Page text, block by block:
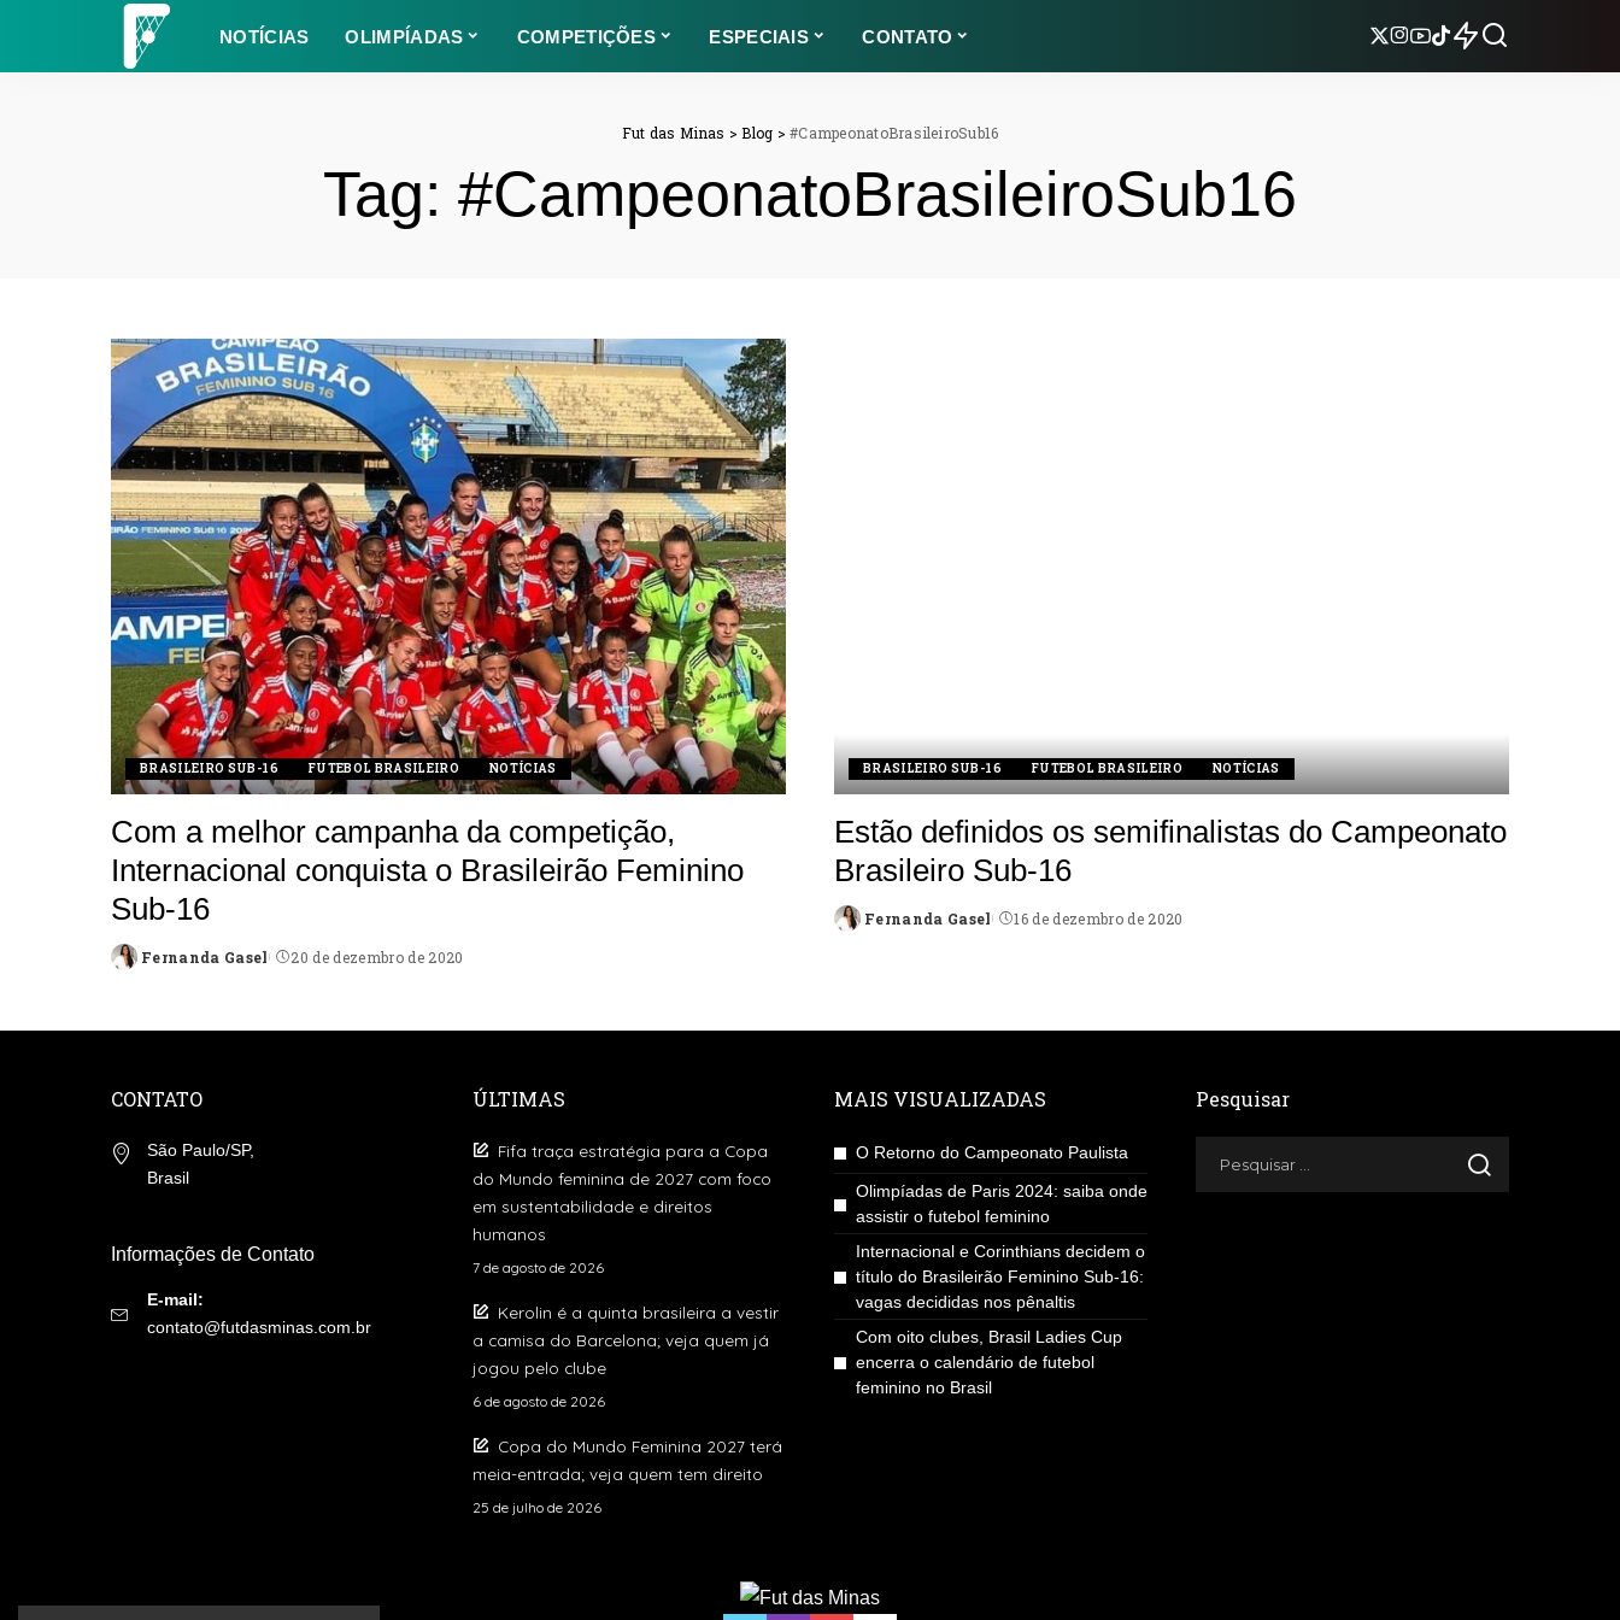
NOTÍCIAS OLIMPÍADAS COMPETIÇÕES ESPECIAIS CONTATO
Fut das Minas >Blog >#CampeonatoBrasileiroSub16
Tag: #CampeonatoBrasileiroSub16
BRASILEIRO SUB-16 FUTEBOL BRASILEIRO NOTÍCIAS
Com a melhor campanha da competição,
Internacional conquista o Brasileirão Feminino
Sub-16
Posted
Fernanda Gasel 20 de dezembro de 2020
BRASILEIRO SUB-16 FUTEBOL BRASILEIRO NOTÍCIAS
Estão definidos os semifinalistas do Campeonato
Brasileiro Sub-16
Posted
Fernanda Gasel 16 de dezembro de 2020
CONTATO
São Paulo/SP,
Brasil
Informações de Contato
E-mail:
contato@futdasminas.com.br
ÚLTIMAS
Fifa traça estratégia para a Copa
do Mundo feminina de 2027 com foco
em sustentabilidade e direitos
humanos
7 de agosto de 2026
Kerolin é a quinta brasileira a vestir
a camisa do Barcelona; veja quem já
jogou pelo clube
6 de agosto de 2026
Copa do Mundo Feminina 2027 terá
meia-entrada; veja quem tem direito
25 de julho de 2026
MAIS VISUALIZADAS
O Retorno do Campeonato Paulista
Olimpíadas de Paris 2024: saiba onde
assistir o futebol feminino
Internacional e Corinthians decidem o
título do Brasileirão Feminino Sub-16:
vagas decididas nos pênaltis
Com oito clubes, Brasil Ladies Cup
encerra o calendário de futebol
feminino no Brasil
Pesquisar